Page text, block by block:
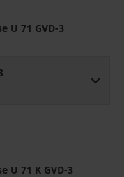
U 71 GVD-3
U 71 K GVD-3